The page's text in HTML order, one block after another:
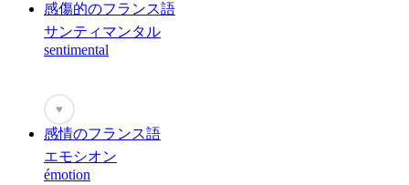
感傷的のフランス語
サンティマンタル
sentimental
♥
感情のフランス語
エモシオン
émotion